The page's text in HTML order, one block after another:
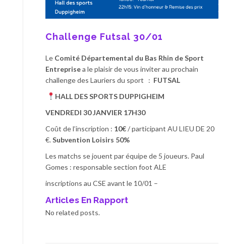
Challenge Futsal 30/01
Le Comité Départemental du Bas Rhin de Sport
Entreprisea le plaisir de vous inviter au prochain
challenge des Lauriers du sport : FUTSAL
HALL DES SPORTS DUPPIGHEIM
VENDREDI 30 JANVIER 17H30
Coût de l’inscription : 10€/ participant AU LIEU DE 20
€.Subvention Loisirs 50%
Les matchs se jouent par équipe de 5 joueurs. Paul
Gomes : responsable section foot ALE
inscriptions au CSE avant le 10/01 –
Articles En Rapport
No related posts.